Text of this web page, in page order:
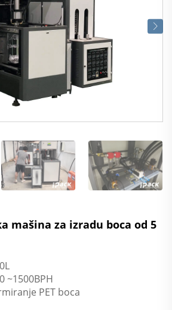
mašina za izradu boca od 5
~1500BPH
PET boca